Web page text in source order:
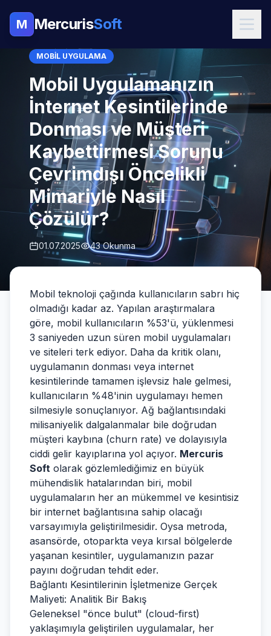
M MercurisSoft
MOBIL UYGULAMA
Mobil Uygulamanızın
İnternet Kesintilerinde
Donması ve Müşteri
Kaybettirmesi Sorunu
Çevrimdışı Öncelikli
Mimariyle Nasıl
Çözülür?
01.07.2025 43 Okunma
Mobil teknoloji çağında kullanıcıların sabrı hiç
olmadığı kadar az. Yapılan araştırmalara
göre, mobil kullanıcıların %53'ü, yüklenmesi
3 saniyeden uzun süren mobil uygulamaları
ve siteleri terk ediyor. Daha da kritik olanı,
uygulamanın donması veya internet
kesintilerinde tamamen işlevsiz hale gelmesi,
kullanıcıların %48'inin uygulamayı hemen
silmesiyle sonuçlanıyor. Ağ bağlantısındaki
milisaniyelik dalgalanmalar bile doğrudan
müşteri kaybına (churn rate) ve dolayısıyla
ciddi gelir kayıplarına yol açıyor. Mercuris
Soft olarak gözlemlediğimiz en büyük
mühendislik hatalarından biri, mobil
uygulamaların her an mükemmel ve kesintisiz
bir internet bağlantısına sahip olacağı
varsayımıyla geliştirilmesidir. Oysa metroda,
asansörde, otoparkta veya kırsal bölgelerde
yaşanan kesintiler, uygulamanızın pazar
payını doğrudan tehdit eder.
Bağlantı Kesintilerinin İşletmenize Gerçek
Maliyeti: Analitik Bir Bakış
Geleneksel "önce bulut" (cloud-first)
yaklaşımıyla geliştirilen uygulamalar, her